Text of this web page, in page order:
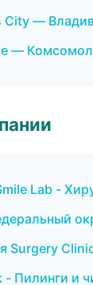
City —
—
Lab -
Surgery
- Пилинги и